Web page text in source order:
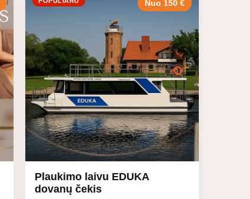
Nuo 150 €
Plaukimo laivu EDUKA
dovanų čekis